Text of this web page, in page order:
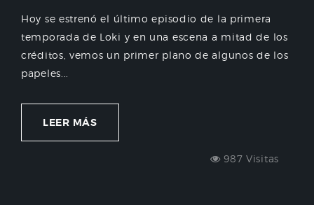
Hoy se estrenó el último episodio de la primera
temporada de Loki y en una escena a mitad de los
créditos, vemos un primer plano de algunos de los
papeles...
LEER MÁS
987 Visitas